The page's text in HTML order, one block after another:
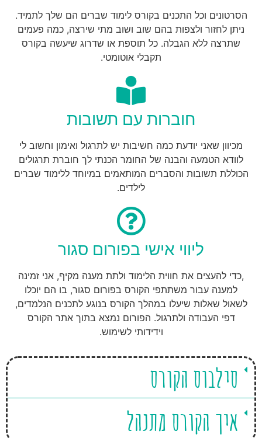
הסרטונים וכל התכנים בקורס לימוד שברים הם שלך לתמיד.
ניתן לחזור ולצפות בהם שוב ושוב מתי שירצה, כמה פעמים
שתרצה ללא הגבלה. כל תוספת או שדרוג שיעשה בקורס
תקבלי אוטומטי.
חוברות עם תשובות
מכיוון שאני יודעת כמה חשיבות יש לתרגול ואימון וחשוב לי
לוודא הטמעה והבנה של החומר הכנתי לך חוברת תרגולים
הכוללת תשובות והסברים המותאמים במיוחד ללימוד שברים
לילדים.
ליווי אישי בפורום סגור
,כדי להעצים את חווית הלימוד ולתת מענה מקיף, אני זמינה
למענה עבור משתתפי הקורס בפורום סגור, בו הם יוכלו
לשאול שאלות שיעלו במהלך הקורס בנוגע לתכנים הנלמדים,
דפי העבודה ולתרגול. הפורום נמצא בתוך אתר הקורס
וידידותי לשימוש.
סילבוס הקורס
איך הקורס מתנהל